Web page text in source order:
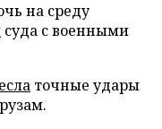
на среду
суда с военными
точные удары